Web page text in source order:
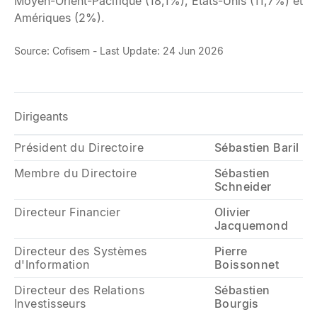
Amériques (2%).
Source: Cofisem - Last Update: 24 Jun 2026
Dirigeants
Président du Directoire
Sébastien Baril
Membre du Directoire
Sébastien
Schneider
Directeur Financier
Olivier
Jacquemond
Directeur des Systèmes
d'Information
Pierre
Boissonnet
Directeur des Relations
Investisseurs
Sébastien
Bourgis